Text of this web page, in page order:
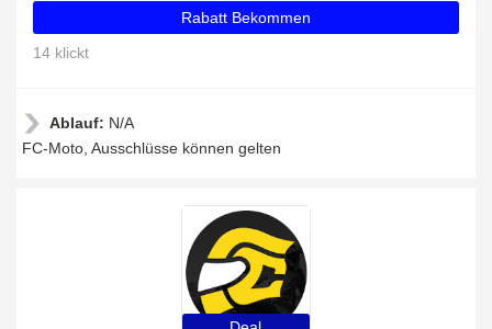
Rabatt Bekommen
14 klickt
Ablauf: N/A
FC-Moto, Ausschlüsse können gelten